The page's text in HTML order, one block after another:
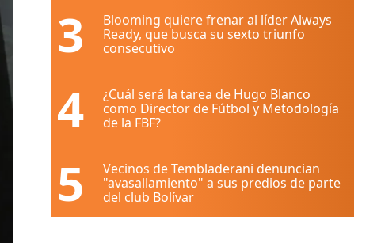
3
Blooming quiere frenar al líder Always
Ready, que busca su sexto triunfo
consecutivo
4
¿Cuál será la tarea de Hugo Blanco
como Director de Fútbol y Metodología
de la FBF?
5
Vecinos de Tembladerani denuncian
"avasallamiento" a sus predios de parte
del club Bolívar